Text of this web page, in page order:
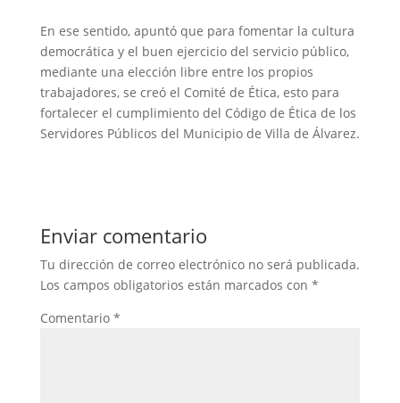
‎En ese sentido, apuntó que para fomentar la cultura
democrática y el buen ejercicio del servicio público,
mediante una elección libre entre los propios
trabajadores, se creó el Comité de Ética, esto para
fortalecer el cumplimiento del Código de Ética de los
Servidores Públicos del Municipio de Villa de Álvarez.
Enviar comentario
Tu dirección de correo electrónico no será publicada.
Los campos obligatorios están marcados con *
Comentario *